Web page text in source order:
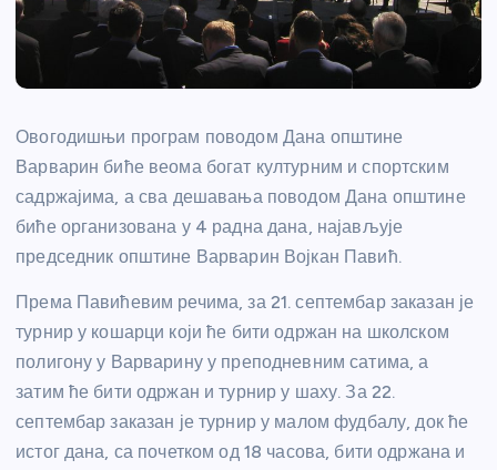
Овогодишњи програм поводом Дана општине
Варварин биће веома богат културним и спортским
садржајима, а сва дешавања поводом Дана општине
биће организована у 4 радна дана, најављује
председник општине Варварин Војкан Павић.
Према Павићевим речима, за 21. септембар заказан је
турнир у кошарци који ће бити одржан на школском
полигону у Варварину у преподневним сатима, а
затим ће бити одржан и турнир у шаху. За 22.
септембар заказан је турнир у малом фудбалу, док ће
истог дана, са почетком од 18 часова, бити одржана и